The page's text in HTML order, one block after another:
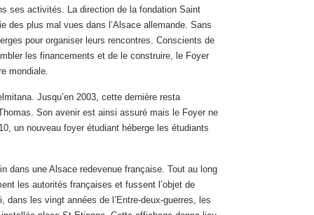
ses activités. La direction de la fondation Saint
des plus mal vues dans l’Alsace allemande. Sans
pour organiser leurs rencontres. Conscients de
les financements et de le construire, le Foyer
mondiale.
Jusqu’en 2003, cette dernière resta
Son avenir est ainsi assuré mais le Foyer ne
un nouveau foyer étudiant héberge les étudiants
dans une Alsace redevenue française. Tout au long
les autorités françaises et fussent l’objet de
les vingt années de l’Entre-deux-guerres, les